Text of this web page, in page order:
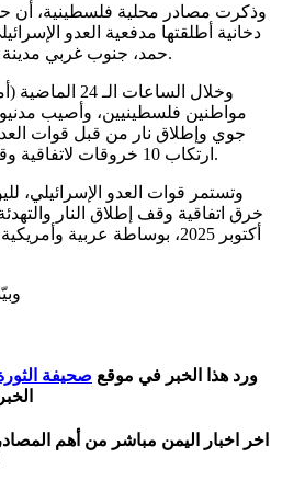
وذكرت مصادر محلية فلسطينية، أن
دخانية أطلقتها مدفعية العدو
حمد، جنوب غربي مدينة رفح، جنوبي قطاع غزة.
مواطنين فلسطينيين، وأصيب
جوي وإطلاق نار من قبل قوات العدو
ارتكاب 10 خروقات لاتفاقية وقف إطلاق النار بالقطاع.
أكتوبر 2025، بوساطة عربية
ورد هذا الخبر في موقع صحيفة
اخر اخبار اليمن مباشر من أهم